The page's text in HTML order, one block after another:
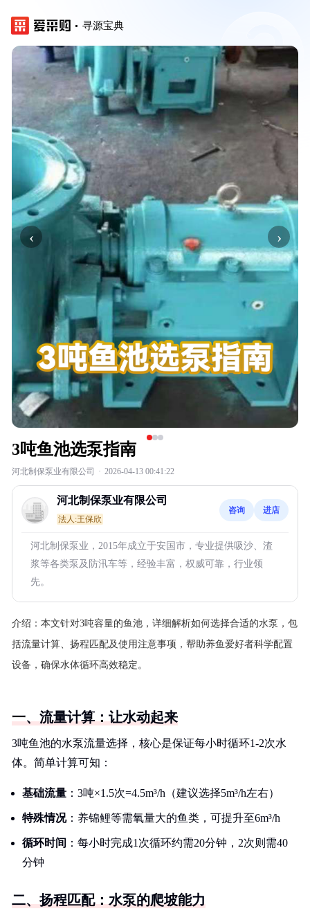
寻源宝典
‹ ›
3吨鱼池选泵指南
河北制保泵业有限公司 · 2026-04-13 00:41:22
河北制保泵业有限公司
法人:王保欣
咨询 进店
河北制保泵业，2015年成立于安国市，专业提供吸沙、渣
浆等各类泵及防汛车等，经验丰富，权威可靠，行业领
先。
介绍： 本文针对3吨容量的鱼池，详细解析如何选择合适的水泵，包
括流量计算、扬程匹配及使用注意事项，帮助养鱼爱好者科学配置
设备，确保水体循环高效稳定。
一、流量计算：让水动起来
3吨鱼池的水泵流量选择，核心是保证每小时循环1-2次水
体。简单计算可知：
基础流量 ：3吨×1.5次=4.5m³/h（建议选择5m³/h左右）
特殊情况：养锦鲤等需氧量大的鱼类，可提升至6m³/h
循环时间 ：每小时完成1次循环约需20分钟，2次则需40
分钟
二、扬程匹配：水泵的爬坡能力